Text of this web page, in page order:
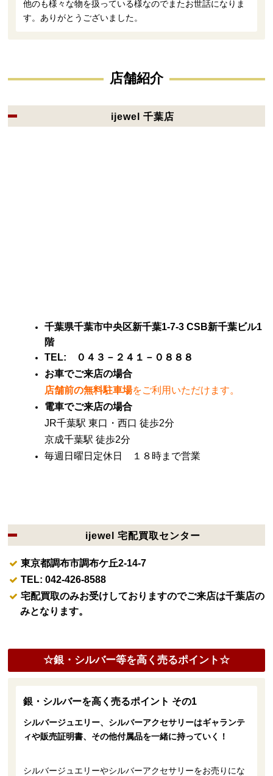
他のも様々な物を扱っている様なのでまたお世話になりま
す。ありがとうございました。
店舗紹介
ijewel 千葉店
千葉県千葉市中央区新千葉1-7-3CSB新千葉ビル1
階
TEL: ０４３－２４１－０８８８
お車でご来店の場合
店舗前の無料駐車場をご利用いただけます。
電車でご来店の場合
JR千葉駅 東口・西口 徒歩2分
京成千葉駅 徒歩2分
毎週日曜日定休日 １８時まで営業
ijewel 宅配買取センター
東京都調布市調布ケ丘2-14-7
TEL: 042-426-8588
宅配買取のみお受けしておりますのでご来店は千葉店の
みとなります。
☆銀・シルバー等を高く売るポイント☆
銀・シルバーを高く売るポイント その1
シルバージュエリー、シルバーアクセサリーはギャランテ
ィや販売証明書、その他付属品を一緒に持っていく！
シルバージュエリーやシルバーアクセサリーをお売りにな